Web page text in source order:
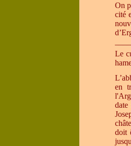
On
cité
Le
en
doit